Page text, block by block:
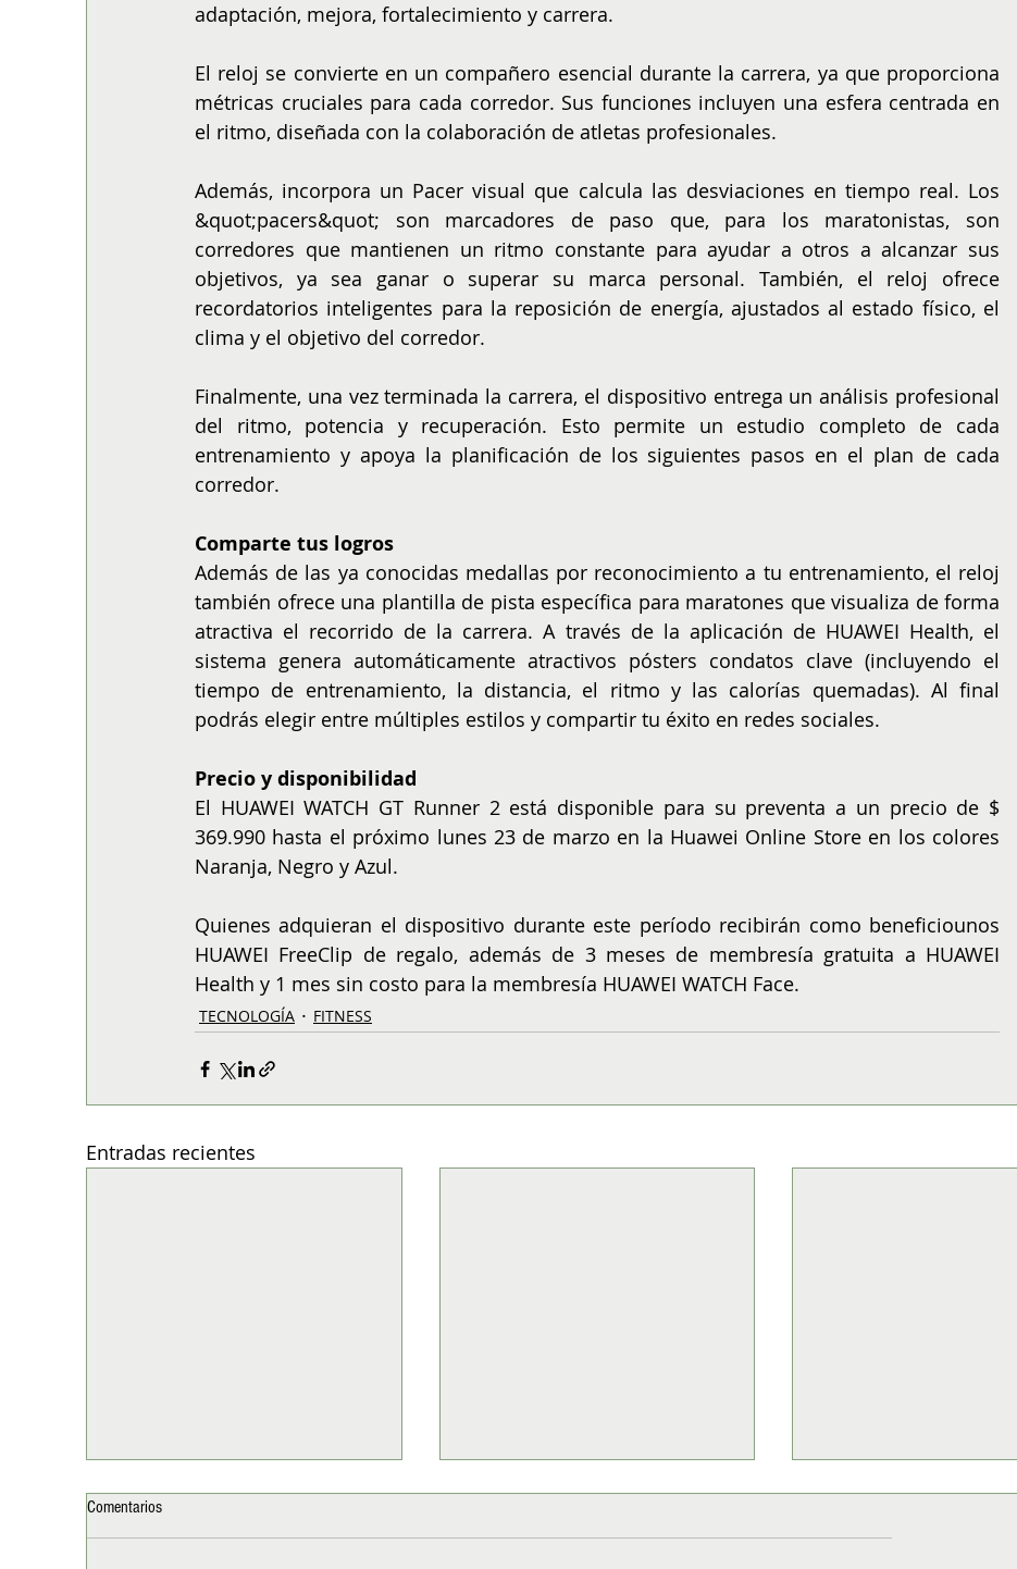
adaptación, mejora, fortalecimiento y carrera.
El reloj se convierte en un compañero esencial durante la carrera, ya que proporciona
métricas cruciales para cada corredor. Sus funciones incluyen una esfera centrada en
el ritmo, diseñada con la colaboración de atletas profesionales.
Además, incorpora un Pacer visual que calcula las desviaciones en tiempo real. Los
&quot;pacers&quot; son marcadores de paso que, para los maratonistas, son
corredores que mantienen un ritmo constante para ayudar a otros a alcanzar sus
objetivos, ya sea ganar o superar su marca personal. También, el reloj ofrece
recordatorios inteligentes para la reposición de energía, ajustados al estado físico, el
clima y el objetivo del corredor.
Finalmente, una vez terminada la carrera, el dispositivo entrega un análisis profesional
del ritmo, potencia y recuperación. Esto permite un estudio completo de cada
entrenamiento y apoya la planificación de los siguientes pasos en el plan de cada
corredor.
Comparte tus logros
Además de las ya conocidas medallas por reconocimiento a tu entrenamiento, el reloj
también ofrece una plantilla de pista específica para maratones que visualiza de forma
atractiva el recorrido de la carrera. A través de la aplicación de HUAWEI Health, el
sistema genera automáticamente atractivos pósters condatos clave (incluyendo el
tiempo de entrenamiento, la distancia, el ritmo y las calorías quemadas). Al final
podrás elegir entre múltiples estilos y compartir tu éxito en redes sociales.
Precio y disponibilidad
El HUAWEI WATCH GT Runner 2 está disponible para su preventa a un precio de $
369.990 hasta el próximo lunes 23 de marzo en la Huawei Online Store en los colores
Naranja, Negro y Azul.
Quienes adquieran el dispositivo durante este período recibirán como beneficiounos
HUAWEI FreeClip de regalo, además de 3 meses de membresía gratuita a HUAWEI
Health y 1 mes sin costo para la membresía HUAWEI WATCH Face.
TECNOLOGÍA FITNESS
Entradas recientes
Comentarios